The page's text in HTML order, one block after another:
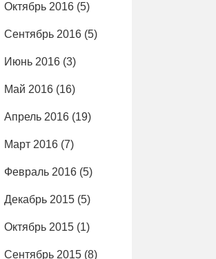
Октябрь 2016 (5)
Сентябрь 2016 (5)
Июнь 2016 (3)
Май 2016 (16)
Апрель 2016 (19)
Март 2016 (7)
Февраль 2016 (5)
Декабрь 2015 (5)
Октябрь 2015 (1)
Сентябрь 2015 (8)